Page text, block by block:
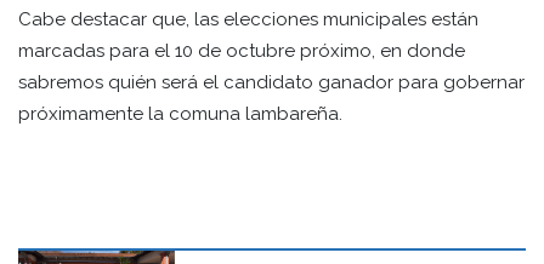
Cabe destacar que, las elecciones municipales están
marcadas para el 10 de octubre próximo, en donde
sabremos quién será el candidato ganador para gobernar
próximamente la comuna lambareña.